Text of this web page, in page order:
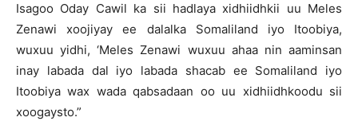
Isagoo Oday Cawil ka sii hadlaya xidhiidhkii uu Meles
Zenawi xoojiyay ee dalalka Somaliland iyo Itoobiya,
wuxuu yidhi, ‘Meles Zenawi wuxuu ahaa nin aaminsan
inay labada dal iyo labada shacab ee Somaliland iyo
Itoobiya wax wada qabsadaan oo uu xidhiidhkoodu sii
xoogaysto.”